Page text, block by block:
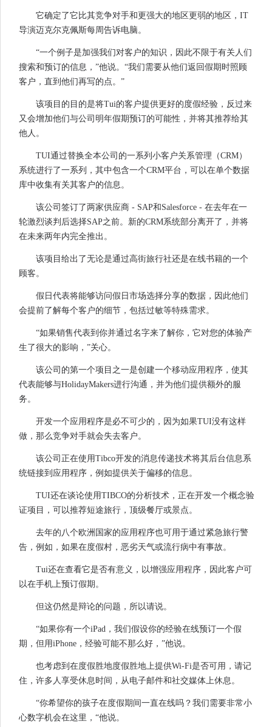
它确定了它比其竞争对手和更强大的地区更弱的地区，IT
导演迈克尔克佩斯每周告诉电脑。
“一个例子是加强我们对客户的知识，因此不限于有关人们
搜索和预订的信息，”他说。“我们需要从他们返回假期时照顾
客户，直到他们再写的点。”
该项目的目的是将Tui的客户提供更好的度假经验，反过来
又会增加他们与公司明年假期预订的可能性，并将其推荐给其
他人。
TUI通过替换全本公司的一系列小客户关系管理（CRM）
系统进行了一系列，其中包含一个CRM平台，可以在单个数据
库中收集有关其客户的信息。
该公司签订了两家供应商 - SAP和Salesforce - 在去年在一
轮激烈谈判后选择SAP之前。新的CRM系统部分离开了，并将
在未来两年内完全推出。
该项目给出了无论是通过高街旅行社还是在线书籍的一个
顾客。
假日代表将能够访问假日市场选择分享的数据，因此他们
会提前了解每个客户的细节，包括过敏等特殊需求。
“如果销售代表到你并通过名字来了解你，它对您的体验产
生了很大的影响，”关心。
该公司的第一个项目之一是创建一个移动应用程序，使其
代表能够与HolidayMakers进行沟通，并为他们提供额外的服
务。
开发一个应用程序是必不可少的，因为如果TUI没有这样
做，那么竞争对手就会失去客户。
该公司正在使用Tibco开发的消息传递技术将其后台信息系
统链接到应用程序，例如提供关于偏移的信息。
TUI还在谈论使用TIBCO的分析技术，正在开发一个概念验
证项目，可以推荐短途旅行，顶级餐厅或景点。
去年的八个欧洲国家的应用程序也可用于通过紧急旅行警
告，例如，如果在度假村，恶劣天气或流行病中有事故。
Tui还在查看它是否有意义，以增强应用程序，因此客户可
以在手机上预订假期。
但这仍然是辩论的问题，所以请说。
“如果你有一个iPad，我们假设你的经验在线预订一个假
期，但用iPhone，经验可能不那么好，”他说。
也考虑到在度假胜地度假胜地上提供Wi-Fi是否可用，请记
住，许多人享受休息时间，从电子邮件和社交媒体上休息。
“你希望你的孩子在度假期间一直在线吗？我们需要非常小
心数字机会在这里，“他说。